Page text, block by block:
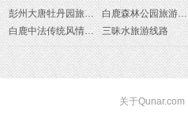
彭州大唐牡丹园旅游线路
白鹿森林公园旅游线路
白鹿中法传统风情小镇旅游线路
三昧水旅游线路
关于Qunar.com